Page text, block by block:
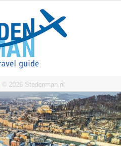
| © 2026 Stedenman.nl